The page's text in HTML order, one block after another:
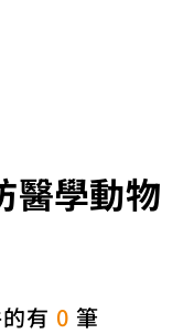
醫學動物
有 0 筆